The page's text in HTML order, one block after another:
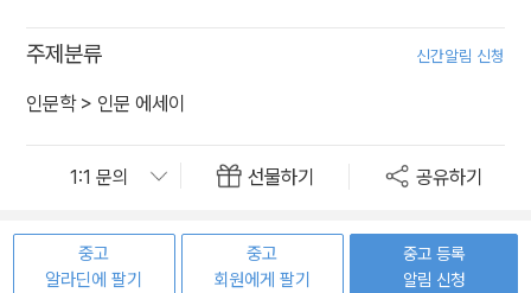
주제분류 신간알림 신청
인문학> 인문 에세이
선물하기 공유하기
중고
알라딘에 팔기
중고
회원에게 팔기
중고 등록
알림 신청